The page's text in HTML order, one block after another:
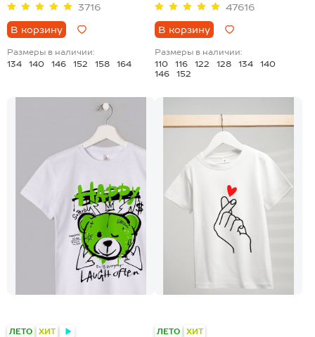
3716
В корзину
Размеры в наличии:
134
140 146 152 158 164
47616
В корзину
Размеры в наличии:
110
116 122 128 134
140
146
152
ЛЕТО ХИТ ЛЕТО ХИТ